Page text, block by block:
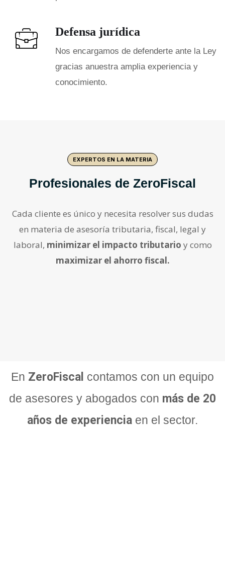
Defensa jurídica
Nos encargamos de defenderte ante la Ley
gracias anuestra amplia experiencia y
conocimiento.
EXPERTOS EN LA MATERIA
Profesionales de ZeroFiscal
Cada cliente es único y necesita resolver sus dudas
en materia de asesoría tributaria, fiscal, legal y
laboral, minimizar el impacto tributario y como
maximizar el ahorro fiscal.
En ZeroFiscal contamos con un equipo
de asesores y abogados con más de 20
años de experiencia en el sector.